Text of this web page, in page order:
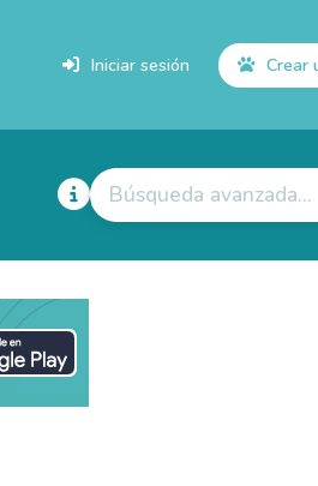
Iniciar sesión Crear
Búsqueda avanzada...